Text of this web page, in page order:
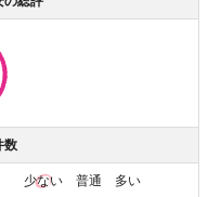
数
少ない普通 多い